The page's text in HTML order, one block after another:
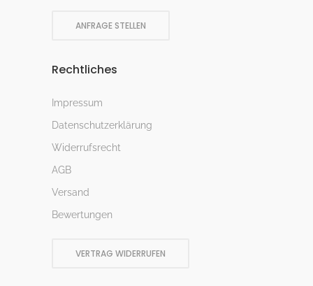
ANFRAGE STELLEN
Rechtliches
Impressum
Datenschutzerklärung
Widerrufsrecht
AGB
Versand
Bewertungen
VERTRAG WIDERRUFEN